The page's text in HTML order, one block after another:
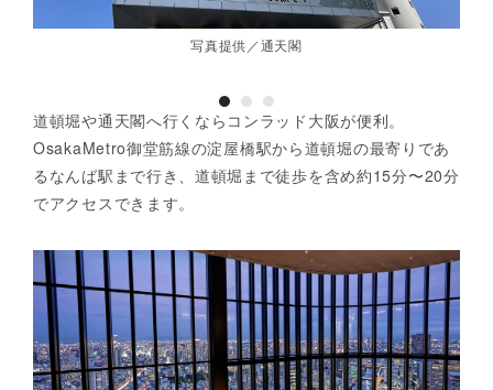
写真提供／通天閣
道頓堀や通天閣へ行くならコンラッド大阪が便利。
OsakaMetro御堂筋線の淀屋橋駅から道頓堀の最寄りであ
るなんば駅まで行き、道頓堀まで徒歩を含め約15分〜20分
でアクセスできます。